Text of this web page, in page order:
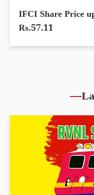
IFCI Share Price
Rs.57.11